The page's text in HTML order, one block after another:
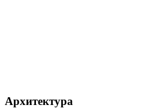
Архитектура